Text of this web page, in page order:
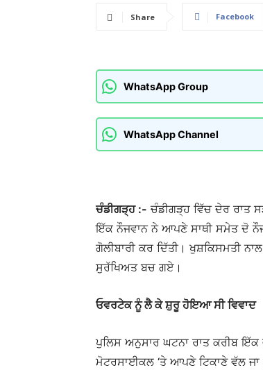
Share Facebook
WhatsApp Group
WhatsApp Channel
ਚੰਡੀਗੜ੍ਹ :- ਚੰਡੀਗੜ੍ਹ ਵਿੱਚ ਦੇਰ ਰਾਤ
ਇੱਕ ਨੌਜਵਾਨ ਨੇ ਆਪਣੇ ਸਾਥੀ ਸਮੇਤ ਦੋ
ਗੋਲੀਬਾਰੀ ਕਰ ਦਿੱਤੀ। ਖੁਸ਼ਕਿਸਮਤੀ
ਸੁਰੱਖਿਅਤ ਬਚ ਗਏ।
ਓਵਰਟੇਕ ਨੂੰ ਲੈ ਕੇ ਸ਼ੁਰੂ ਹੋਇਆ ਸੀ ਵਿਵਾਦ
ਪੁਲਿਸ ਅਨੁਸਾਰ ਘਟਨਾ ਰਾਤ ਕਰੀਬ ਇੱਕ
ਮੋਟਰਸਾਈਕਲ ‘ਤੇ ਆਪਣੇ ਟਿਕਾਣੇ ਵੱਲ